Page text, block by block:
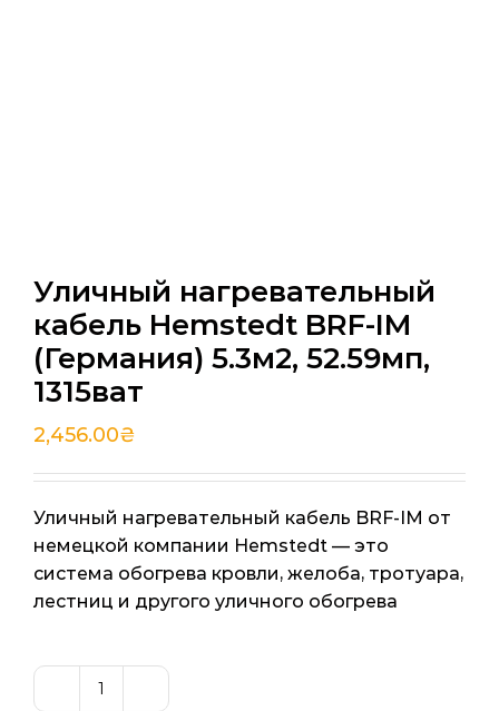
Уличный нагревательный
кабель Hemstedt BRF-IM
(Германия) 5.3м2, 52.59мп,
1315ват
2,456.00₴
Уличный нагревательный кабель BRF-IM от
немецкой компании Hemstedt — это
система обогрева кровли, желоба, тротуара,
лестниц и другого уличного обогрева
Количество